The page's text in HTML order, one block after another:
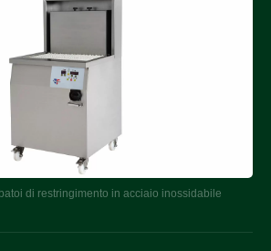
di restringimento in acciaio inossidabile